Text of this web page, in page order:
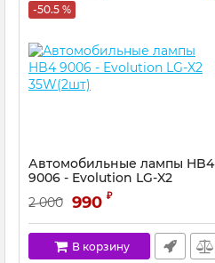
-50.5 %
Автомобильные лампы HB4
9006 - Evolution LG-X2
2 000 990 ₽
В корзину